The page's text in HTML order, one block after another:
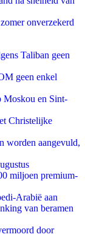
onverzekerd
Taliban geen
geen enkel
Moskou en Sint-
Christelijke
worden aangevuld,
miljoen premium-
Arabië aan
van beramen
door